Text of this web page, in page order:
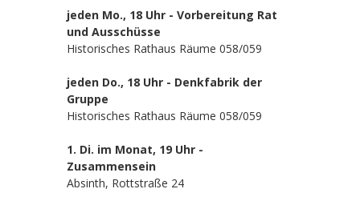
jeden Mo., 18 Uhr - Vorbereitung Rat
und Ausschüsse
Historisches Rathaus Räume 058/059
jeden Do., 18 Uhr - Denkfabrik der
Gruppe
Historisches Rathaus Räume 058/059
1. Di. im Monat, 19 Uhr -
Zusammensein
Absinth, Rottstraße 24